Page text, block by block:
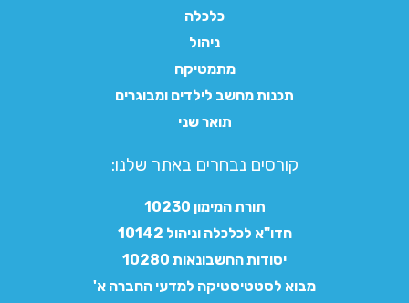
כלכלה
ניהול
מתמטיקה
תכנות מחשב לילדים ומבוגרים
תואר שני
קורסים נבחרים באתר שלנו:​
תורת המימון 10230
חדו"א לכלכלה וניהול 10142
יסודות החשבונאות 10280
מבוא לסטטיסטיקה למדעי החברה א'